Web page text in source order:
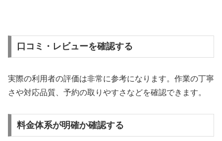
口コミ・レビューを確認する
実際の利用者の評価は非常に参考になります。作業の丁寧
さや対応品質、予約の取りやすさなどを確認できます。
料金体系が明確か確認する